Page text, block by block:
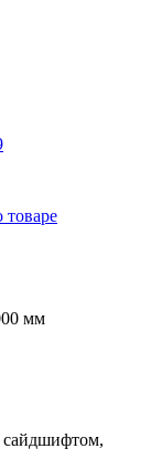
мм
сайдшифтом,